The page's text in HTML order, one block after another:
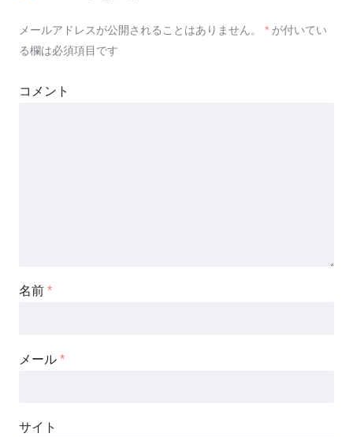
メールアドレスが公開されることはありません。 * が付いてい
る欄は必須項目です
コメント
名前 *
メール *
サイト